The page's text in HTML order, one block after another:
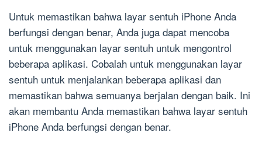
Untuk memastikan bahwa layar sentuh iPhone Anda
berfungsi dengan benar, Anda juga dapat mencoba
untuk menggunakan layar sentuh untuk mengontrol
beberapa aplikasi. Cobalah untuk menggunakan layar
sentuh untuk menjalankan beberapa aplikasi dan
memastikan bahwa semuanya berjalan dengan baik. Ini
akan membantu Anda memastikan bahwa layar sentuh
iPhone Anda berfungsi dengan benar.